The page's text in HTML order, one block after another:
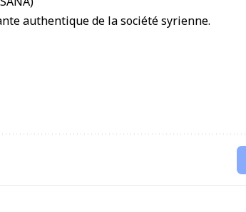
authentique de la société syrienne.